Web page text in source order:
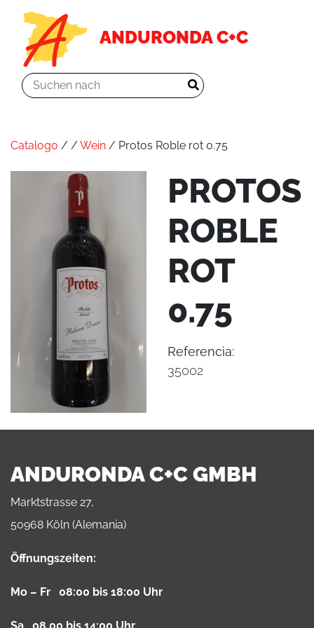
ANDURONDA C+C
Catalogo / / Wein / Protos Roble rot 0.75
PROTOS
ROBLE
ROT
0.75
Referencia:
35002
ANDURONDA C+C GMBH
Marktstrasse 27,
50968 Köln (Alemania)
Öffnungszeiten:
Mo – Fr 08:00 bis 18:00 Uhr